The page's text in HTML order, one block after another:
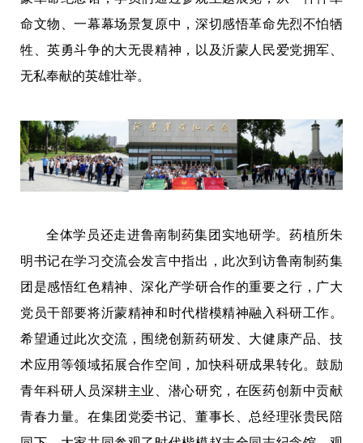
命文物、一幕幕场景复原中，深切感悟革命先烈不怕牺
牲、英勇斗争的大无畏精神，以及沂蒙人民爱党拥军、
无私奉献的英雄壮举。
全体学员还走进鲁南制药集团实地研学。药植所朱
明书记在学习交流会发言中指出，此次到访鲁南制药集
团是感悟红色精神、深化产学研合作的重要之行，广大
党员干部要将沂蒙精神和时代楷模精神融入科研工作。
希望通过此次交流，围绕创新药研发、大健康产品、技
术应用等领域拓展合作空间，加快科研成果转化。鼓励
青年科研人员深耕主业、潜心研究，在医药创新中贡献
青春力量。在集团党委书记、董事长、总经理张贵民陪